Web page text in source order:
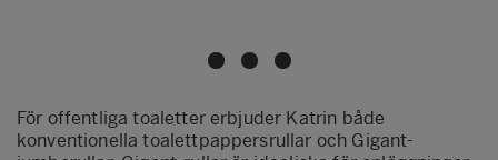
För offentliga toaletter erbjuder Katrin både
konventionella toalettpappersrullar och Gigant-